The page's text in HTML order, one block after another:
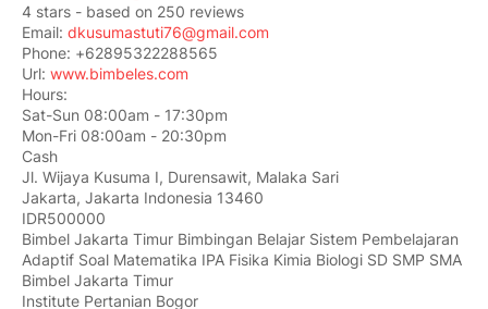
4 stars - based on 250 reviews
Email: dkusumastuti76@gmail.com
Phone: +62895322288565
Url: www.bimbeles.com
Hours:
Sat-Sun 08:00am - 17:30pm
Mon-Fri 08:00am - 20:30pm
Cash
Jl. Wijaya Kusuma I, Durensawit, Malaka Sari
Jakarta, Jakarta Indonesia 13460
IDR500000
Bimbel Jakarta Timur Bimbingan Belajar Sistem Pembelajaran
Adaptif Soal Matematika IPA Fisika Kimia Biologi SD SMP SMA
Bimbel Jakarta Timur
Institute Pertanian Bogor